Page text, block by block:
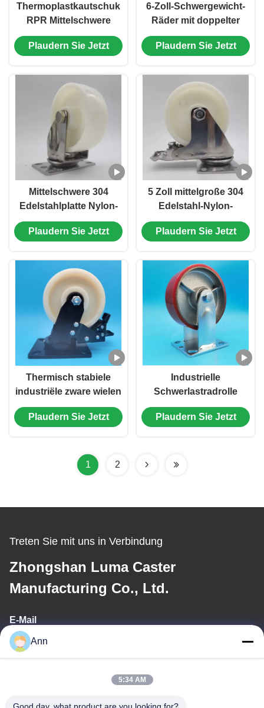
Thermoplastkautschuk
RPR Mittelschwere
Edelstahl-Räder Einzel
3-Zoll-Kugelräder mit
medizinische Geräte
Plaudern Sie Jetzt
6-Zoll-Schwergewicht-
Räder mit doppelter
Feder-
Schockabsorption,
Edelstahl und nicht
markierenden
Polyurethanrädern
Plaudern Sie Jetzt
Mittelschwere 304
Edelstahlplatte Nylon-
Rohrräder Einzel 4"
Schließbar
Stahl Röhre Drehbares
Lebensmittel Getränk
Plaudern Sie Jetzt
5 Zoll mittelgroße 304
Edelstahl-Nylon-
Radräder mit
verriegelbarem Dreh
Korrosionsbeständigkeit
Plaudern Sie Jetzt
Thermisch stabiele
industriële zware wielen
nylon zwenkwielen
enkel 5" vergrendelbaar
Plaudern Sie Jetzt
Industrielle
Schwerlastradrolle
Polyurethan-PU-Rollen
mit Seitenbremse,
mit schweren Lasten
Plaudern Sie Jetzt
1 2
Treten Sie mit uns in Verbindung
Zhongshan Luma Caster
Manufacturing Co., Ltd.
E-Mail
ann@industrialwheelcasters.com
Ann
5:34 AM